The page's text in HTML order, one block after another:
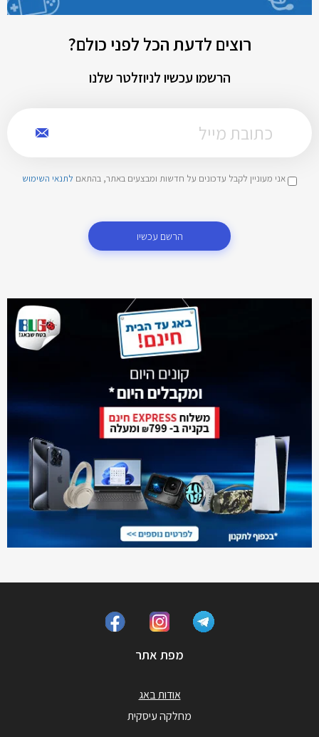
רוצים לדעת הכל לפני כולם?
הרשמו עכשיו לניוזלטר שלנו
אני מעוניין לקבל עדכונים על חדשות ומבצעים באתר, בהתאם לתנאי השימוש
הרשם עכשיו
מפת אתר
אודות באג
מחלקה עיסקית